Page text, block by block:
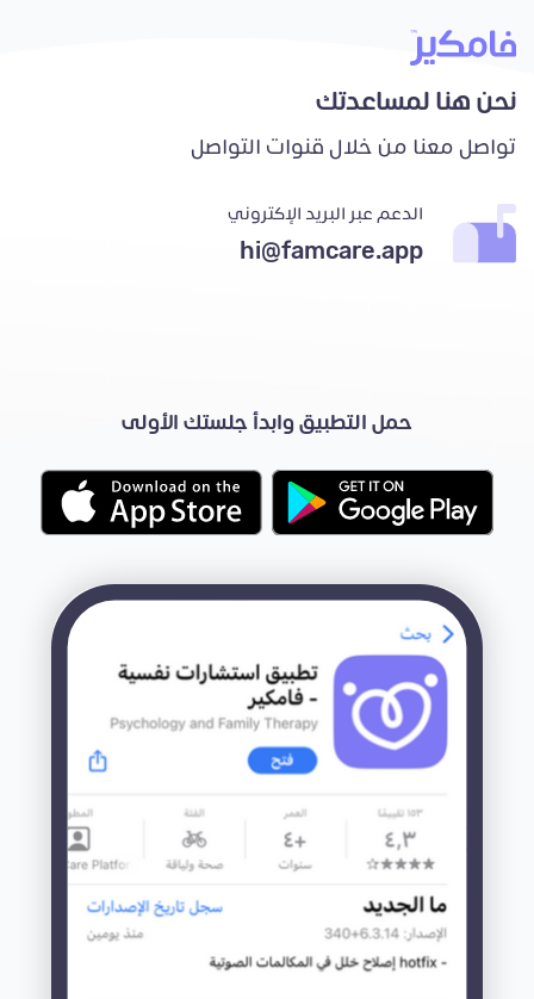
نحن هنا لمساعدتك
تواصل معنا من خلال قنوات التواصل
الدعم عبر البريد الإكتروني
hi@famcare.app
حمل التطبيق وابدأ جلستك الأولى